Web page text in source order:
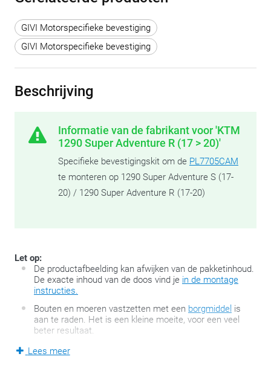
GIVI Motorspecifieke bevestiging
GIVI Motorspecifieke bevestiging
Beschrijving
Informatie van de fabrikant voor 'KTM
1290 Super Adventure R (17 > 20)'
Specifieke bevestigingskit om de PL7705CAM
te monteren op 1290 Super Adventure S (17-
20) / 1290 Super Adventure R (17-20)
Let op:
De productafbeelding kan afwijken van de pakketinhoud.
De exacte inhoud van de doos vind je in de montage
instructies.
Bouten en moeren vastzetten met een borgmiddel is
aan te raden. Het is een kleine moeite, voor een veel
beter resultaat.
Lees meer